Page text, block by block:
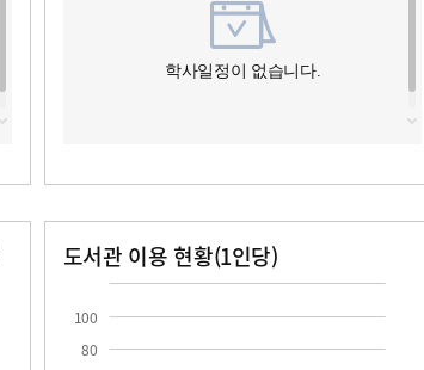
학사일정이 없습니다.
도서관 이용 현황(1인당)
80
100